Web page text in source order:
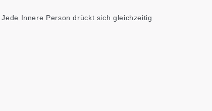
Innere Person drückt sich gleichzeitig